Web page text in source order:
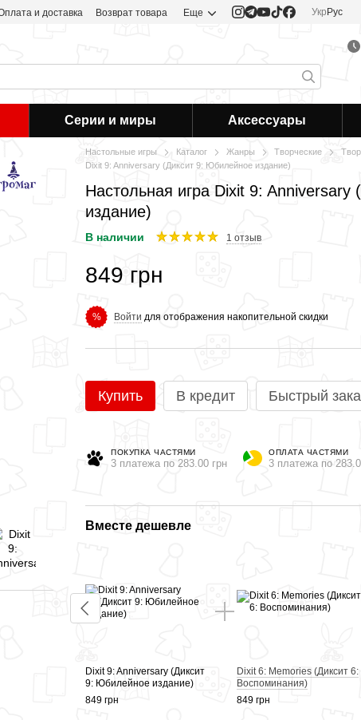
и доставка Возврат товара Еще Укр Рус
Серии и миры Аксессуары
Настольные игры Каталог Жанры Творческие
Dixit 9: Anniversary (Диксит 9: Юбилейное издание)
Настольная игра Dixit 9:
издание)
В наличии 1 отзыв
849 грн
% Войти для отображения накопительной скидки
Купить В кредит Быстрый
ПОКУПКА ЧАСТЯМИ
3 платежа по 283.00 грн
ОПЛАТА ЧАСТЯМИ
3 платежа по
Вместе дешевле
Dixit 9: Anniversary (Диксит
9: Юбилейное издание)
849 грн
Dixit 6: Memories (Диксит 6:
Воспоминания)
849 грн